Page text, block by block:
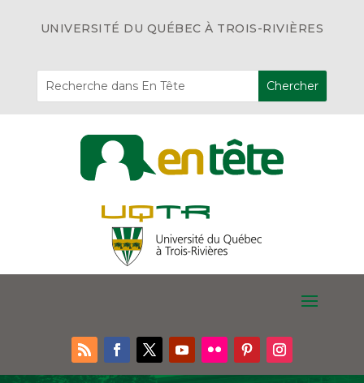
UNIVERSITÉ DU QUÉBEC À TROIS-RIVIÈRES